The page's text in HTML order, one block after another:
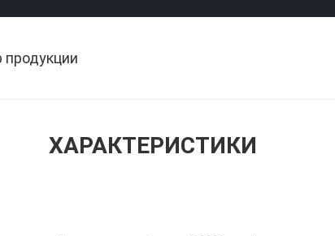
продукции
ХАРАКТЕРИСТИКИ